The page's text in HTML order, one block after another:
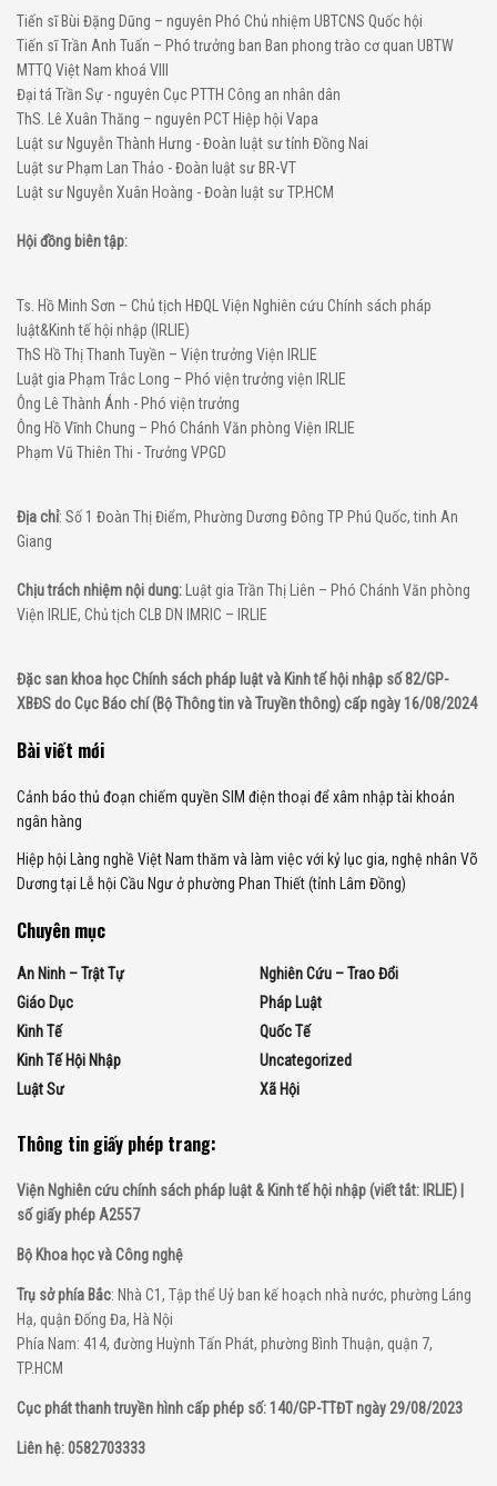
Tiến sĩ Bùi Đặng Dũng – nguyên Phó Chủ nhiệm UBTCNS Quốc hội
Tiến sĩ Trần Anh Tuấn – Phó trưởng ban Ban phong trào cơ quan UBTW
MTTQ Việt Nam khoá VIII
Đại tá Trần Sự - nguyên Cục PTTH Công an nhân dân
ThS. Lê Xuân Thăng – nguyên PCT Hiệp hội Vapa
Luật sư Nguyễn Thành Hưng - Đoàn luật sư tỉnh Đồng Nai
Luật sư Phạm Lan Thảo - Đoàn luật sư BR-VT
Luật sư Nguyễn Xuân Hoàng - Đoàn luật sư TP.HCM
Hội đồng biên tập:
Ts. Hồ Minh Sơn – Chủ tịch HĐQL Viện Nghiên cứu Chính sách pháp
luật&Kinh tế hội nhập (IRLIE)
ThS Hồ Thị Thanh Tuyền – Viện trưởng Viện IRLIE
Luật gia Phạm Trắc Long – Phó viện trưởng viện IRLIE
Ông Lê Thành Ánh - Phó viện trưởng
Ông Hồ Vĩnh Chung – Phó Chánh Văn phòng Viện IRLIE
Phạm Vũ Thiên Thi - Trưởng VPGD
Địa chỉ: Số 1 Đoàn Thị Điểm, Phường Dương Đông TP Phú Quốc, tinh An
Giang
Chịu trách nhiệm nội dung: Luật gia Trần Thị Liên – Phó Chánh Văn phòng
Viện IRLIE, Chủ tịch CLB DN IMRIC – IRLIE
Đặc san khoa học Chính sách pháp luật và Kinh tế hội nhập số 82/GP-
XBĐS do Cục Báo chí (Bộ Thông tin và Truyền thông) cấp ngày 16/08/2024
Bài viết mới
Cảnh báo thủ đoạn chiếm quyền SIM điện thoại để xâm nhập tài khoản
ngân hàng
Hiệp hội Làng nghề Việt Nam thăm và làm việc với kỷ lục gia, nghệ nhân Võ
Dương tại Lễ hội Cầu Ngư ở phường Phan Thiết (tỉnh Lâm Đồng)
Chuyên mục
An Ninh – Trật Tự
Giáo Dục
Kinh Tế
Kinh Tế Hội Nhập
Luật Sư
Nghiên Cứu – Trao Đổi
Pháp Luật
Quốc Tế
Uncategorized
Xã Hội
Thông tin giấy phép trang:
Viện Nghiên cứu chính sách pháp luật & Kinh tế hội nhập (viết tắt: IRLIE) |
số giấy phép A2557
Bộ Khoa học và Công nghệ
Trụ sở phía Bắc: Nhà C1, Tập thể Uỷ ban kế hoạch nhà nước, phường Láng
Hạ, quận Đống Đa, Hà Nội
Phía Nam: 414, đường Huỳnh Tấn Phát, phường Bình Thuận, quận 7,
TP.HCM
Cục phát thanh truyền hình cấp phép số: 140/GP-TTĐT ngày 29/08/2023
Liên hệ: 0582703333